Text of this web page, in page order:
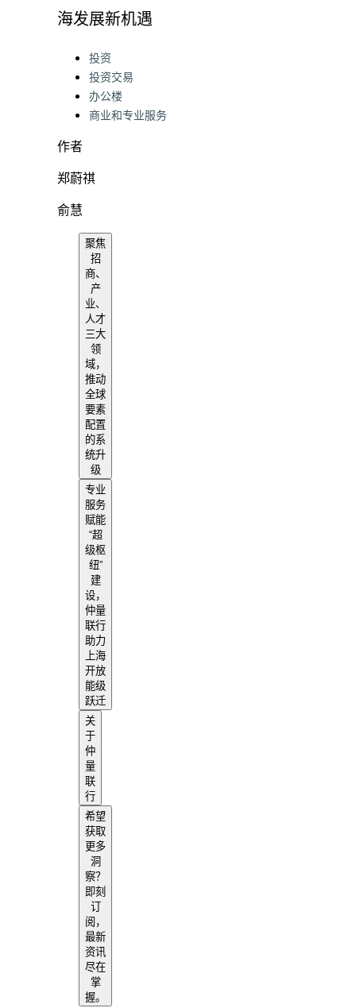
海发展新机遇
Categories:
投资
投资交易
办公楼
商业和专业服务
作者
郑蔚祺
俞慧
聚焦
招
商、
产
业、
人才
三大
领
域，
推动
全球
要素
配置
的系
统升
级
专业
服务
赋能
“超
级枢
纽”
建
设，
仲量
联行
助力
上海
开放
能级
跃迁
关
于
仲
量
联
行
希望
获取
更多
洞
察？
即刻
订
阅，
最新
资讯
尽在
掌
握。